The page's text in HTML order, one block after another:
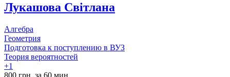
Лукашова Світлана
Алгебра
Геометрия
Подготовка к поступлению в ВУЗ
Теория вероятностей
+1
800 грн. за 60 мин.